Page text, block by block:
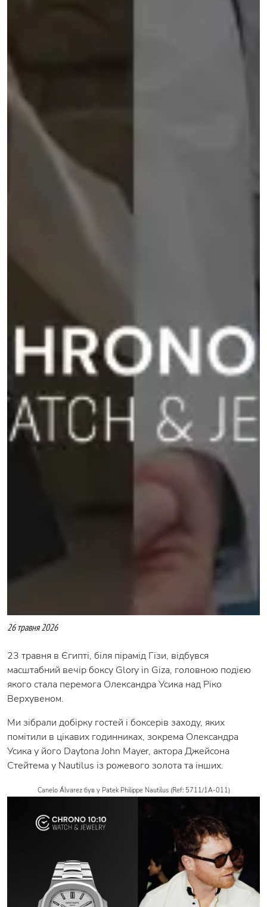
26 травня 2026
23 травня в Єгипті, біля пірамід Гізи, відбувся
масштабний вечір боксу Glory in Giza, головною подією
якого стала перемога Олександра Усика над Ріко
Верхувеном.
Ми зібрали добірку гостей і боксерів заходу, яких
помітили в цікавих годинниках, зокрема Олександра
Усика у його Daytona John Mayer, актора Джейсона
Стейтема у Nautilus із рожевого золота та інших.
Canelo Álvarez був у Patek Philippe Nautilus (Ref: 5711/1A-011)